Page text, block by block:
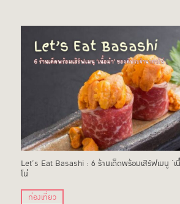
Let’s Eat Basashi : 6 ร้านเด็ดพร้อมเสิร์ฟเมนู ‘เ
โน่
ท่องเที่ยว